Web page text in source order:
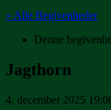
« Alle Begivenheder
Denne
Jagthorn
4. december 2025